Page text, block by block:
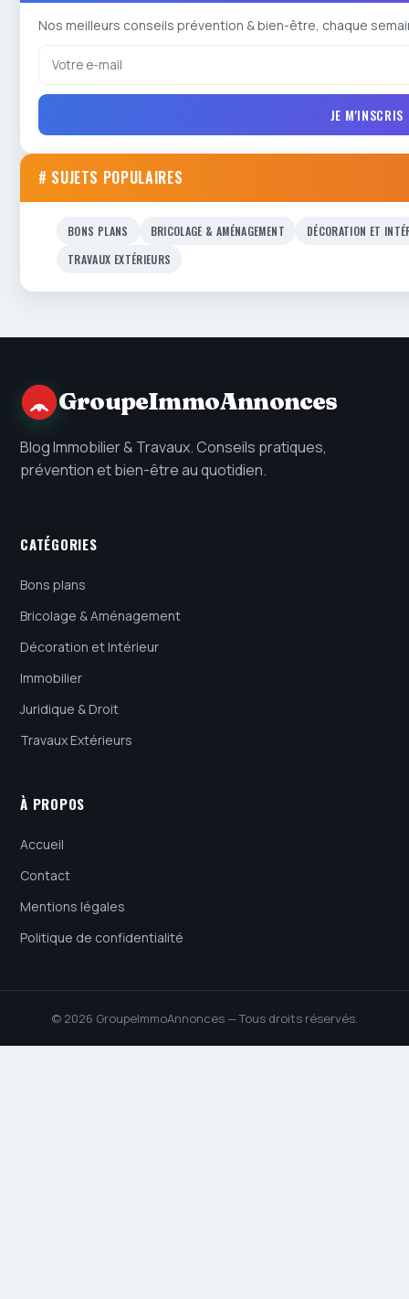
Nos meilleurs conseils prévention & bien-être, chaque
JE M'INSCRIS
# SUJETS POPULAIRES
BONS PLANS BRICOLAGE & AMÉNAGEMENT
DÉCORATION ET
TRAVAUX EXTÉRIEURS
GroupeImmoAnnonces
Blog Immobilier & Travaux. Conseils pratiques,
prévention et bien-être au quotidien.
CATÉGORIES
Bons plans
Bricolage & Aménagement
Décoration et Intérieur
Immobilier
Juridique & Droit
Travaux Extérieurs
À PROPOS
Accueil
Contact
Mentions légales
Politique de confidentialité
© 2026 GroupeImmoAnnonces — Tous droits réservés.